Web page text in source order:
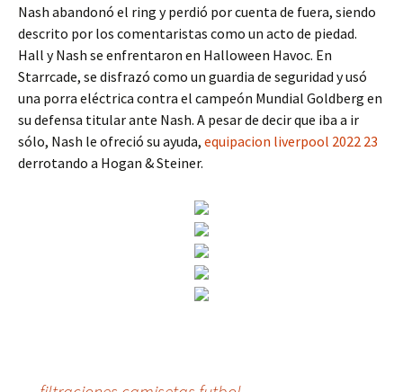
Nash abandonó el ring y perdió por cuenta de fuera, siendo
descrito por los comentaristas como un acto de piedad.
Hall y Nash se enfrentaron en Halloween Havoc. En
Starrcade, se disfrazó como un guardia de seguridad y usó
una porra eléctrica contra el campeón Mundial Goldberg en
su defensa titular ante Nash. A pesar de decir que iba a ir
sólo, Nash le ofreció su ayuda, equipacion liverpool 2022 23
derrotando a Hogan & Steiner.